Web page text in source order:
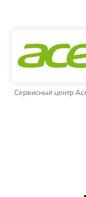
Сервисный центр